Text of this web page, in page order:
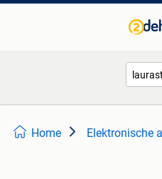
Home Elektronische